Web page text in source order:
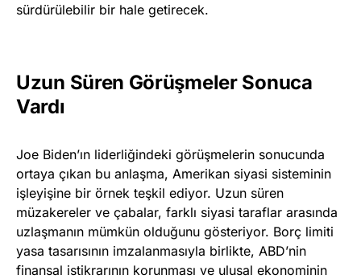
sürdürülebilir bir hale getirecek.
Uzun Süren Görüşmeler Sonuca
Vardı
Joe Biden’ın liderliğindeki görüşmelerin sonucunda
ortaya çıkan bu anlaşma, Amerikan siyasi sisteminin
işleyişine bir örnek teşkil ediyor. Uzun süren
müzakereler ve çabalar, farklı siyasi taraflar arasında
uzlaşmanın mümkün olduğunu gösteriyor. Borç limiti
yasa tasarısının imzalanmasıyla birlikte, ABD’nin
finansal istikrarının korunması ve ulusal ekonominin